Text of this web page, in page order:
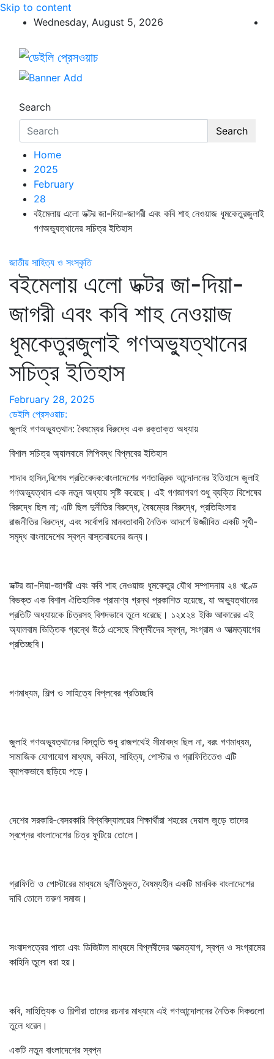
Skip to content
Wednesday, August 5, 2026
ডেইলি প্রেসওয়াচ
ডেইলি প্রেসওয়াচ মুক্তিযুদ্ধের চেতনায় উদ্বুদ্ধ মুখপত্র
Search
Search
Home
2025
February
28
বইমেলায় এলো ডক্টর জা-দিয়া-জাগরী এবং কবি শাহ নেওয়াজ ধূমকেতুরজুলাই
গণঅভ্যুত্থানের সচিত্র ইতিহাস
জাতীয় সাহিত্য ও সংস্কৃতি
বইমেলায় এলো ডক্টর জা-দিয়া-
জাগরী এবং কবি শাহ নেওয়াজ
ধূমকেতুরজুলাই গণঅভ্যুত্থানের
সচিত্র ইতিহাস
February 28, 2025
ডেইলি প্রেসওয়াচ:
জুলাই গণঅভ্যুত্থান: বৈষম্যের বিরুদ্ধে এক রক্তাক্ত অধ্যায়
বিশাল সচিত্র অ্যালবামে লিপিবদ্ধ বিপ্লবের ইতিহাস
শাদাব হাসিন,বিশেষ প্রতিবেদক:বাংলাদেশের গণতান্ত্রিক আন্দোলনের ইতিহাসে জুলাই
গণঅভ্যুত্থান এক নতুন অধ্যায় সৃষ্টি করেছে। এই গণজাগরণ শুধু ব্যক্তি বিশেষের
বিরুদ্ধে ছিল না; এটি ছিল দুর্নীতির বিরুদ্ধে, বৈষম্যের বিরুদ্ধে, প্রতিহিংসার
রাজনীতির বিরুদ্ধে, এবং সর্বোপরি মানবতাবাদী নৈতিক আদর্শে উজ্জীবিত একটি সুখী-
সমৃদ্ধ বাংলাদেশের স্বপ্ন বাস্তবায়নের জন্য।
ডক্টর জা-দিয়া-জাগরী এবং কবি শাহ নেওয়াজ ধূমকেতুর যৌথ সম্পাদনায় ২৪ খণ্ডে
বিভক্ত এক বিশাল ঐতিহাসিক প্রামাণ্য গ্রন্থ প্রকাশিত হয়েছে, যা অভ্যুত্থানের
প্রতিটি অধ্যায়কে চিত্রসহ বিশদভাবে তুলে ধরেছে। ১২x২৪ ইঞ্চি আকারের এই
অ্যালবাম ভিত্তিক গ্রন্থে উঠে এসেছে বিপ্লবীদের স্বপ্ন, সংগ্রাম ও আত্মত্যাগের
প্রতিচ্ছবি।
গণমাধ্যম, শিল্প ও সাহিত্যে বিপ্লবের প্রতিচ্ছবি
জুলাই গণঅভ্যুত্থানের বিস্তৃতি শুধু রাজপথেই সীমাবদ্ধ ছিল না, বরং গণমাধ্যম,
সামাজিক যোগাযোগ মাধ্যম, কবিতা, সাহিত্য, পোস্টার ও গ্রাফিতিতেও এটি
ব্যাপকভাবে ছড়িয়ে পড়ে।
দেশের সরকারি-বেসরকারি বিশ্ববিদ্যালয়ের শিক্ষার্থীরা শহরের দেয়াল জুড়ে তাদের
স্বপ্নের বাংলাদেশের চিত্র ফুটিয়ে তোলে।
গ্রাফিতি ও পোস্টারের মাধ্যমে দুর্নীতিমুক্ত, বৈষম্যহীন একটি মানবিক বাংলাদেশের
দাবি তোলে তরুণ সমাজ।
সংবাদপত্রের পাতা এবং ডিজিটাল মাধ্যমে বিপ্লবীদের আত্মত্যাগ, স্বপ্ন ও সংগ্রামের
কাহিনি তুলে ধরা হয়।
কবি, সাহিত্যিক ও শিল্পীরা তাদের রচনার মাধ্যমে এই গণআন্দোলনের নৈতিক দিকগুলো
তুলে ধরেন।
একটি নতুন বাংলাদেশের স্বপ্ন